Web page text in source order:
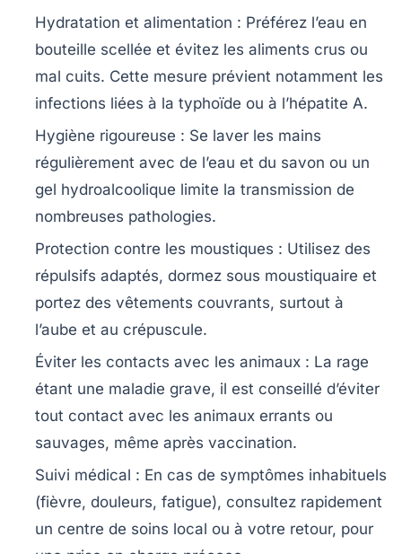
Hydratation et alimentation : Préférez l’eau en
bouteille scellée et évitez les aliments crus ou
mal cuits. Cette mesure prévient notamment les
infections liées à la typhoïde ou à l’hépatite A.
Hygiène rigoureuse : Se laver les mains
régulièrement avec de l’eau et du savon ou un
gel hydroalcoolique limite la transmission de
nombreuses pathologies.
Protection contre les moustiques : Utilisez des
répulsifs adaptés, dormez sous moustiquaire et
portez des vêtements couvrants, surtout à
l’aube et au crépuscule.
Éviter les contacts avec les animaux : La rage
étant une maladie grave, il est conseillé d’éviter
tout contact avec les animaux errants ou
sauvages, même après vaccination.
Suivi médical : En cas de symptômes inhabituels
(fièvre, douleurs, fatigue), consultez rapidement
un centre de soins local ou à votre retour, pour